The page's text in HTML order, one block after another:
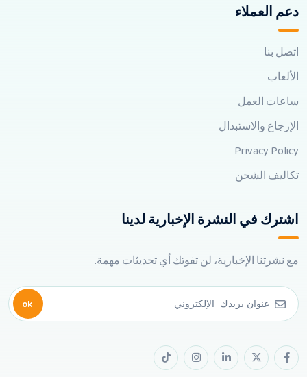
دعم العملاء
اتصل بنا
الألعاب
ساعات العمل
الإرجاع والاستبدال
Privacy Policy
تكاليف الشحن
اشترك في النشرة الإخبارية لدينا
مع نشرتنا الإخبارية، لن تفوتك أي تحديثات مهمة.
ok